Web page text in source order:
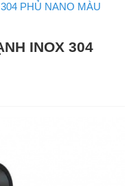
PHỦ NANO MÀU
INOX 304